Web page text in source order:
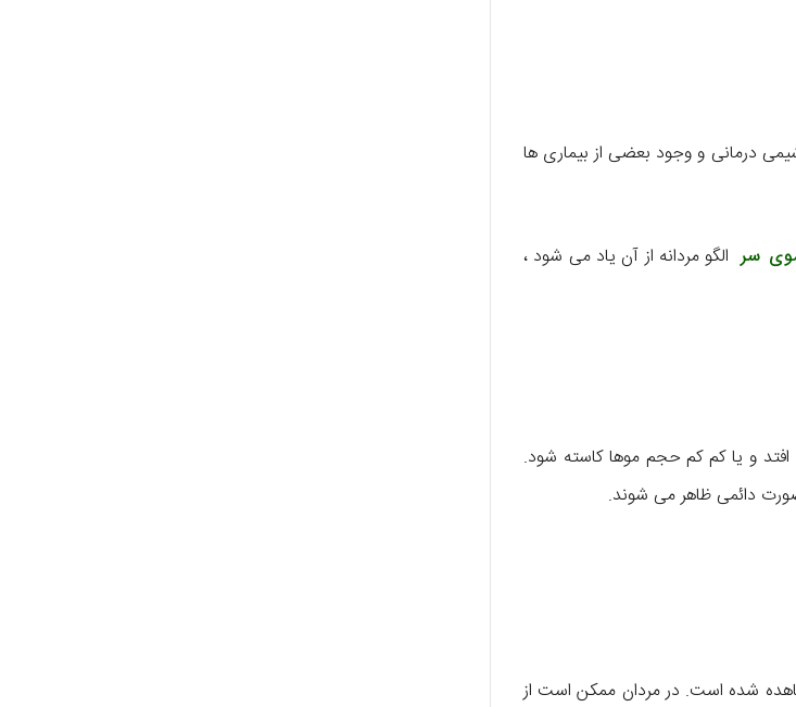
درمانی و وجود بعضی از بیماری ها
سرالگو مردانه از آن یاد می شود ،
و یا کم کم حجم موها کاسته شود.
دائمی ظاهر می شوند.
شده است. در مردان ممکن است از